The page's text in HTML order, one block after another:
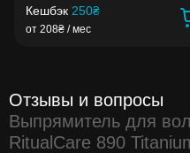
Кешбэк 250₴
от 208₴ / мес
Отзывы и вопросы
Выпрямитель для
RitualCare 890